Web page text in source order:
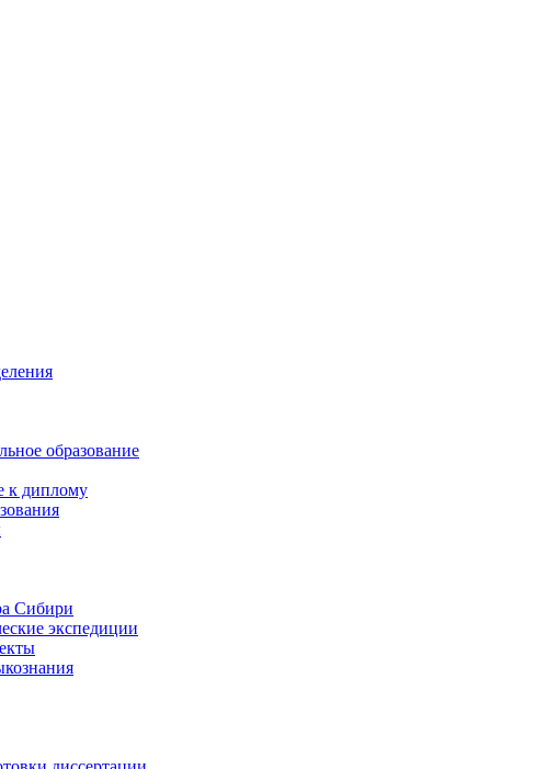
консерватория имени М. И. Глинки
консерватория имени М. И. Глинки — высшее
и указом министерства культуры РСФСР,
остаётся единственным за пределами
образование
к диплому
Сибири
экспедиции